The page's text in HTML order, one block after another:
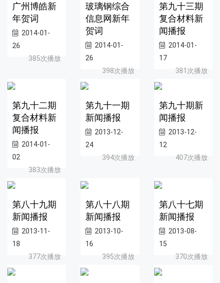
广州博皓新
年贺词
2014-01-
26
385次播放
玻璃钢综合
信息网新年
贺词
2014-01-
26
398次播放
第九十三期
复合材料新
闻播报
2014-01-
17
381次播放
第九十二期
复合材料新
闻播报
2014-01-
02
383次播放
第九十一期
新闻播报
2013-12-
24
394次播放
第九十期新
闻播报
2013-12-
12
407次播放
第八十九期
新闻播报
2013-11-
18
377次播放
第八十八期
新闻播报
2013-10-
16
395次播放
第八十七期
新闻播报
2013-08-
15
370次播放